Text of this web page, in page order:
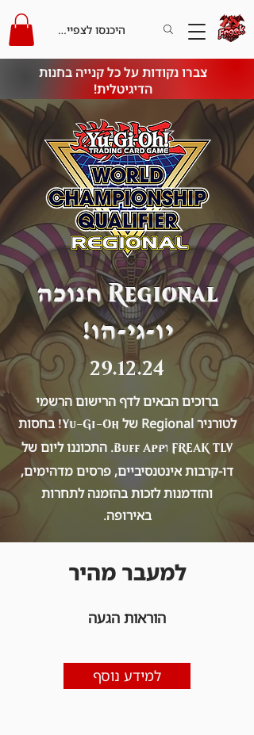
צברו נקודות על כל קנייה בחנות
הדיגיטלית!
היכנסו לצפייה בקרדיט
Regionalחנוכה
יו-גי-הו!
29.12.24
ברוכים הבאים לדף הרישום הרשמי
לטורניר Regional של
Yu-Gi-Oh! בחסות
FREAK TLV וBuff App
. התכוננו ליום של
דו-קרבות אינטנסיביים, פרסים מדהימים,
והזדמנות לזכות בהזמנה לתחרות
באירופה.
למעבר מהיר
הוראות הגעה
למידע נוסף